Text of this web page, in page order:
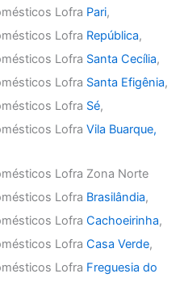
Lofra Pari,
Lofra República,
Lofra Santa Cecília,
Lofra Santa Efigênia,
Lofra Sé,
LofraVila Buarque,
Lofra Zona Norte
Lofra Brasilândia,
LofraCachoeirinha,
LofraCasa Verde,
Lofra Freguesia do